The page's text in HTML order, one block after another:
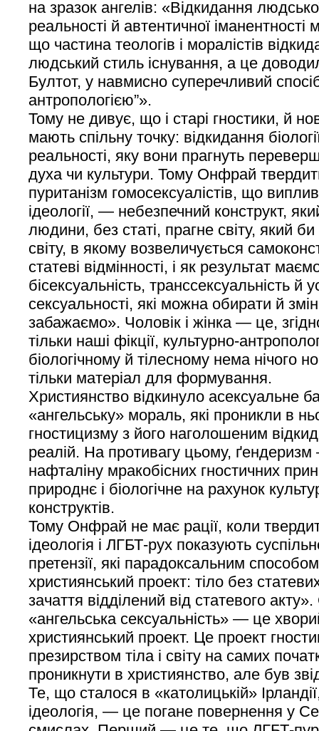
на зразок ангелів: «Відкидання
реальності й автентичної
що частина теологів і моралістів
людський стиль існування, а це
Бултот, у навмисно суперечливий
антропологією”».
Тому не дивує, що і старі гностики, й
мають спільну точку: відкидання
реальності, яку вони прагнуть
духа чи культури. Тому Онфрай
пуританізм гомосексуалістів, що
ідеології, — небезпечний конструкт,
людини, без статі, прагне світу, який
світу, в якому возвеличується
статеві відмінності, і як результат
бісексуальність, транссексуальність й
сексуальності, які можна обирати й
забажаємо». Чоловік і жінка — це,
тільки наші фікції, культурно-
біологічному й тілесному нема нічого
тільки матеріал для формування.
Християнство відкинуло асексуальне
«ангельську» мораль, які проникли в
гностицизму з його наголошеним
реалій. На противагу цьому,
нафталіну мракобісних гностичних
природнє і біологічне на рахунок
конструктів.
Тому Онфрай не має рації, коли
ідеологія і ЛГБТ-рух показують
претензії, які парадоксальним
християнський проект: тіло без
зачаття відділений від статевого
«ангельська сексуальність» — це
християнський проект. Це проект
презирством тіла і світу на самих
проникнути в християнство, але був
Те, що сталося в «католицькій»
ідеологія, — це погане повернення у